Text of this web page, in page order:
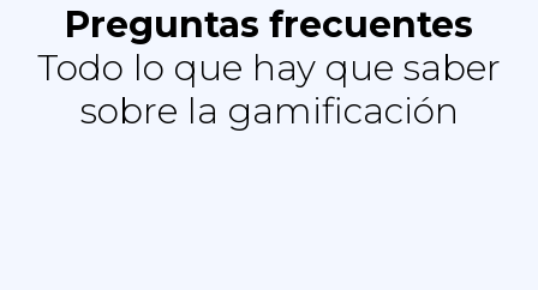
Preguntas frecuentes
Todo lo que hay que saber
sobre la gamificación